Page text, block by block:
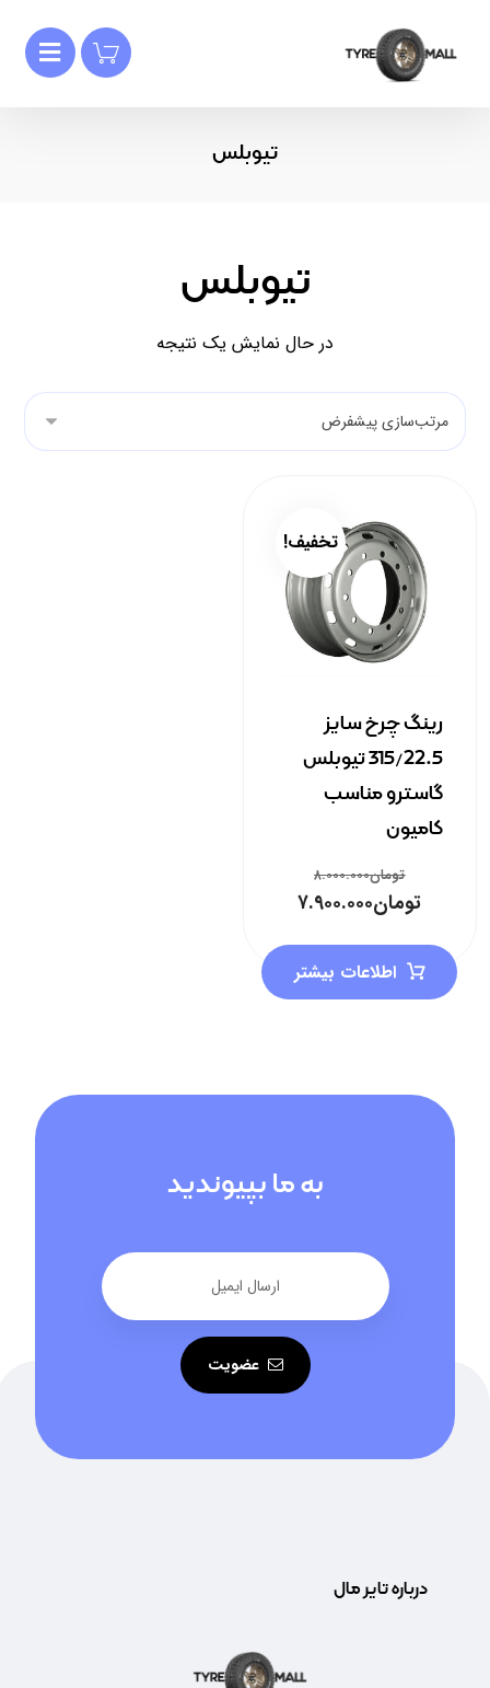
تیوبلس
تیوبلس
در حال نمایش یک نتیجه
رینگ چرخ سایز
315/22.5 تیوبلس
گاسترو مناسب
کامیون
تومان۸.۰۰۰.۰۰۰
تومان۷.۹۰۰.۰۰۰
تخفیف!
اطلاعات بیشتر
به ما بپیوندید
عضویت
درباره تایر مال